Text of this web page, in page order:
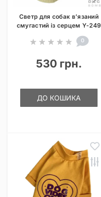
Светр для собак в’язаний
смугастий із серцем Y-249
0
530 грн.
ДО КОШИКА